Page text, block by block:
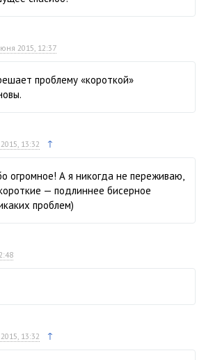
2015, 12:37
проблему «короткой»
13:32 ↑
огромное! А я никогда не переживаю,
— подлиннее бисерное
проблем)
13:32 ↑